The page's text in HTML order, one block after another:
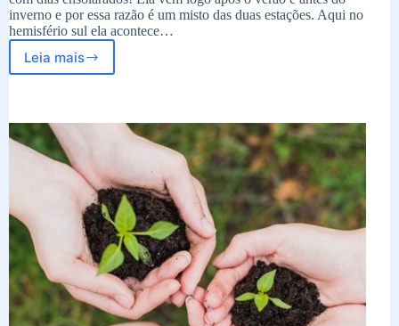
inverno e por essa razão é um misto das duas estações. Aqui no
hemisfério sul ela acontece…
Leia mais
O
dicas
para
aproveitar
mais!